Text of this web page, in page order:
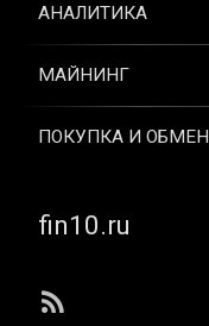
АНАЛИТИКА
МАЙНИНГ
ПОКУПКА И ОБМЕН
Тел:
fin10.ru
RSS